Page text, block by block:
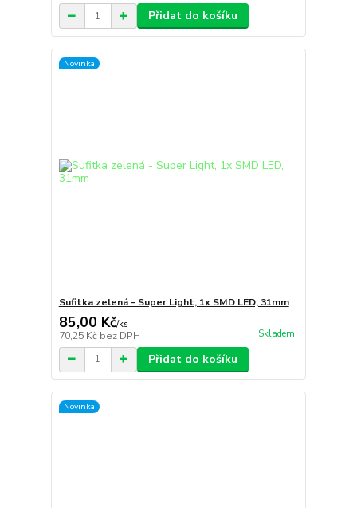
Přidat do košíku
Novinka
Sufitka zelená - Super Light, 1x SMD LED, 31mm
85,00 Kč/ks
70,25 Kč bez DPH Skladem
Přidat do košíku
Novinka